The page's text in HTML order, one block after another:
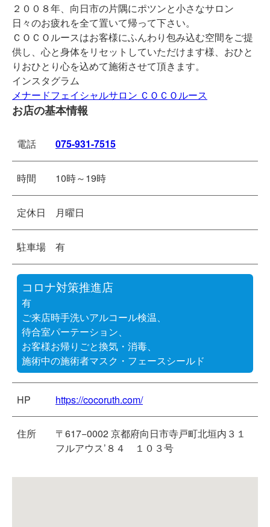
２００８年、向日市の片隅にポツンと小さなサロン
日々のお疲れを全て置いて帰って下さい。
ＣＯＣＯルースはお客様にふんわり包み込む空間をご提
供し、心と身体をリセットしていただけます様、おひと
りおひとり心を込めて施術させて頂きます。
インスタグラム
メナードフェイシャルサロン ＣＯＣＯルース
お店の基本情報
電話 075-931-7515
時間 10時～19時
定休日 月曜日
駐車場 有
コロナ対策推進店
有
ご来店時手洗いアルコール検温、
待合室パーテーション、
お客様お帰りごと換気・消毒、
施術中の施術者マスク・フェースシールド
HP https://cocoruth.com/
住所
〒617−0002 京都府向日市寺戸町北垣内３１
フルアウス’８４ １０３号